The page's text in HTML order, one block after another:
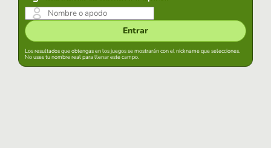
Entrar
Los resultados que obtengas en los juegos se mostrarán con el nickname que selecciones.
No uses tu nombre real para llenar este campo.